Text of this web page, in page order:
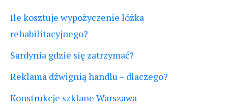
Ile kosztuje wypożyczenie łóżka
rehabilitacyjnego?
Sardynia gdzie się zatrzymać?
Reklama dźwignią handlu – dlaczego?
Konstrukcje szklane Warszawa